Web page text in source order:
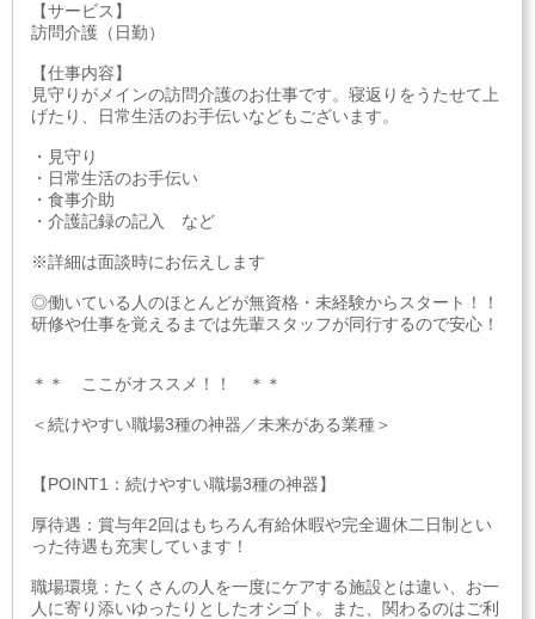
【サービス】
訪問介護（日勤）
【仕事内容】
見守りがメインの訪問介護のお仕事です。寝返りをうたせて上
げたり、日常生活のお手伝いなどもございます。
・見守り
・日常生活のお手伝い
・食事介助
・介護記録の記入 など
※詳細は面談時にお伝えします
◎働いている人のほとんどが無資格・未経験からスタート！！
研修や仕事を覚えるまでは先輩スタッフが同行するので安心！
＊＊ ここがオススメ！！ ＊＊
＜続けやすい職場3種の神器／未来がある業種＞
【POINT1：続けやすい職場3種の神器】
厚待遇：賞与年2回はもちろん有給休暇や完全週休二日制とい
った待遇も充実しています！
職場環境：たくさんの人を一度にケアする施設とは違い、お一
人に寄り添いゆったりとしたオシゴト。また、関わるのはご利